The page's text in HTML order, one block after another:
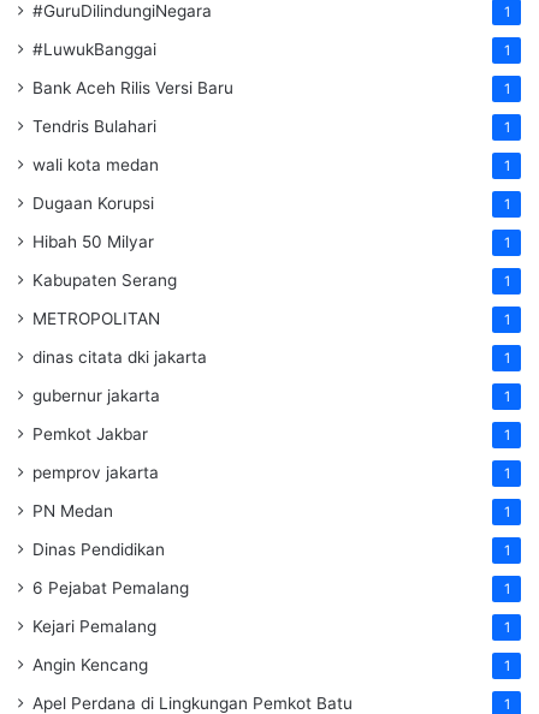
#GuruDilindungiNegara 1
#LuwukBanggai 1
Bank Aceh Rilis Versi Baru 1
Tendris Bulahari 1
wali kota medan 1
Dugaan Korupsi 1
Hibah 50 Milyar 1
Kabupaten Serang 1
METROPOLITAN 1
dinas citata dki jakarta 1
gubernur jakarta 1
Pemkot Jakbar 1
pemprov jakarta 1
PN Medan 1
Dinas Pendidikan 1
6 Pejabat Pemalang 1
Kejari Pemalang 1
Angin Kencang 1
Apel Perdana di Lingkungan Pemkot Batu 1